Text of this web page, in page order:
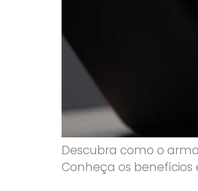
Descubra como o
Conheça os benefícios